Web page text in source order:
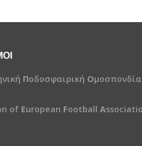
Ποδοσφαιρική Ομοσπονδία
of European Football A